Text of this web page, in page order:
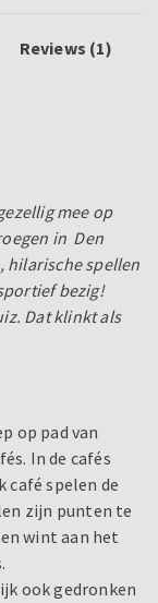
Reviews (1)
mee op
in Den
hilarische spellen
bezig!
Dat klinkt als
op pad van
In de cafés
café spelen de
zijn punten te
wint aan het
ook gedronken